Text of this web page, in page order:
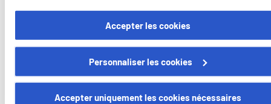
Vous avez la possibilité de retirer votre consentement à tout
moment en cliquant sur le lien "gestion des cookies" en bas
Certains de ces cookies sont strictement nécessaires au
fonctionnement du site. Notez que si vous désactivez des
Accepter les cookies
Personnaliser les cookies
Accepter uniquement les cookies nécessaires
Matricule CAA : 2025AG026
+352
2627621